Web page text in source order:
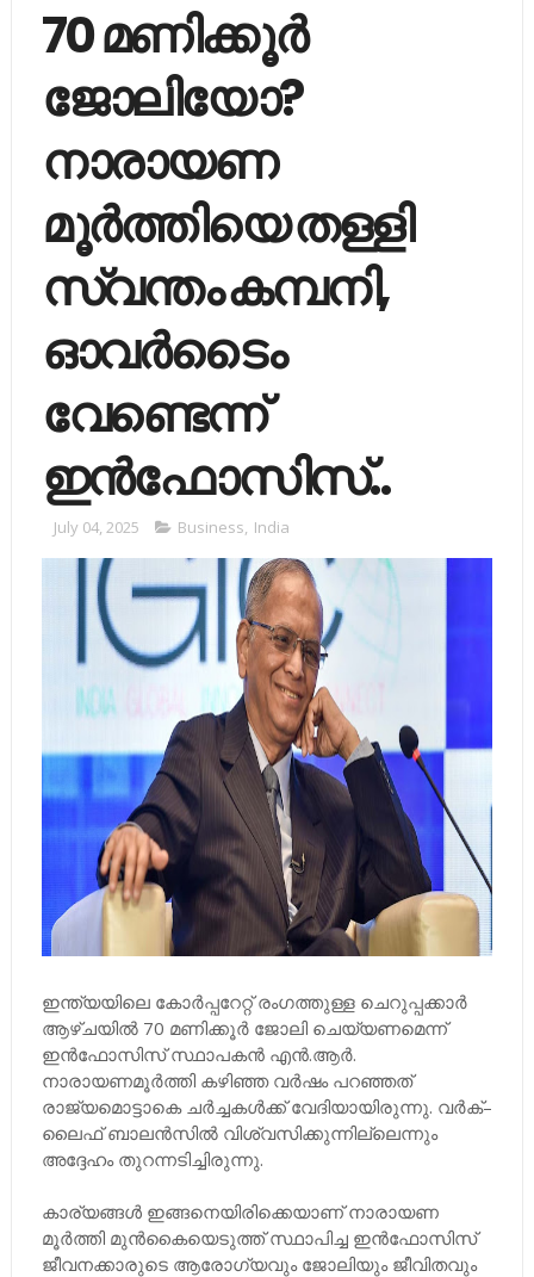
70 മണിക്കൂർ
ജോലിയോ?
നാരായണ
മൂർത്തിയെ തള്ളി
സ്വന്തം കമ്പനി,
ഓവർടൈം
വേണ്ടെന്ന്
ഇൻഫോസിസ്..
July 04, 2025 Business, India
ഇന്ത്യയിലെ കോർപ്പറേറ്റ് രംഗത്തുള്ള ചെറുപ്പക്കാർ
ആഴ്ചയിൽ 70 മണിക്കൂർ ജോലി ചെയ്യണമെന്ന്
ഇൻഫോസിസ് സ്ഥാപകൻ എൻ.ആർ.
നാരായണമൂർത്തി കഴിഞ്ഞ വർഷം പറഞ്ഞത്
രാജ്യമൊട്ടാകെ ചർച്ചകൾക്ക് വേദിയായിരുന്നു. വർക്–
ലൈഫ് ബാലൻസിൽ വിശ്വസിക്കുന്നില്ലെന്നും
അദ്ദേഹം തുറന്നടിച്ചിരുന്നു.
കാര്യങ്ങൾ ഇങ്ങനെയിരിക്കെയാണ് നാരായണ
മൂർത്തി മുൻകൈയെടുത്ത് സ്ഥാപിച്ച ഇന്‍ഫോസിസ്
ജീവനക്കാരുടെ ആരോഗ്യവും ജോലിയും ജീവിതവും